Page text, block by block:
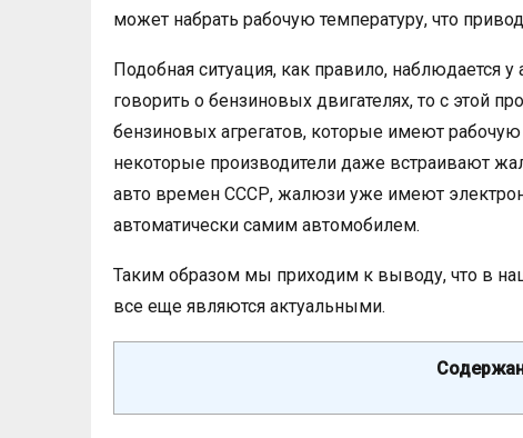
может набрать рабочую температуру, что
Подобная ситуация, как правило, наблюдается
говорить о бензиновых двигателях, то с этой
бензиновых агрегатов, которые имеют
некоторые производители даже встраивают
авто времен СССР, жалюзи уже имеют
автоматически самим автомобилем.
Таким образом мы приходим к выводу, что в
все еще являются актуальными.